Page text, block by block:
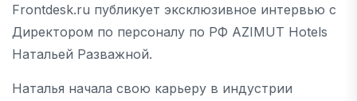
Frontdesk.ru публикует эксклюзивное интервью с
Директором по персоналу по РФ AZIMUT Hotels
Натальей Разважной.
Наталья начала свою карьеру в индустрии